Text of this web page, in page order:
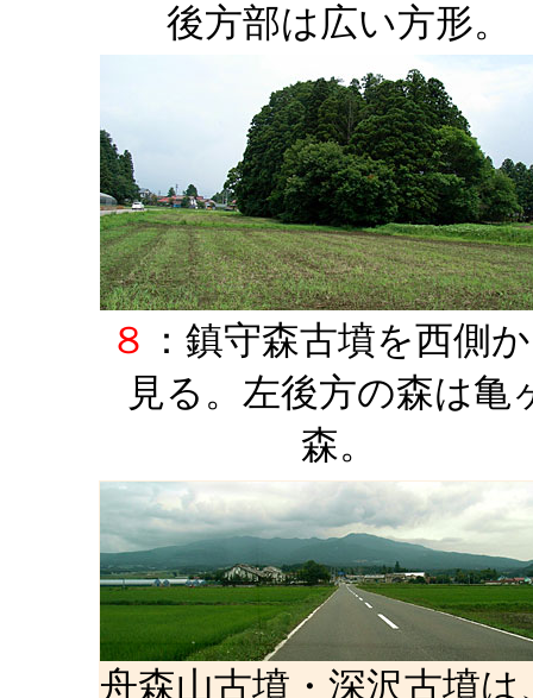
後方部は広い方形。
８ ：鎮守森古墳を西側
見る。左後方の森は亀
森。
舟森山古墳・深沢古墳は